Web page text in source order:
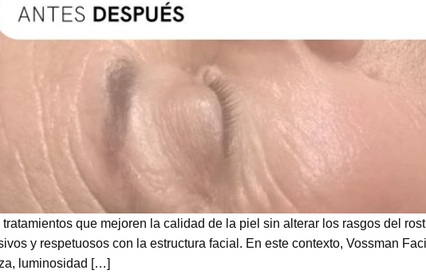
que mejoren la calidad de la piel sin alterar los rasgos del
y respetuosos con la estructura facial. En este contexto, Vossman
luminosidad […]